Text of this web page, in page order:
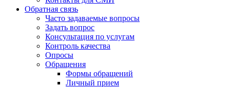
Обратная связь
Часто задаваемые вопросы
Задать вопрос
Консультация по услугам
Контроль качества
Опросы
Обращения
Формы обращений
Личный прием